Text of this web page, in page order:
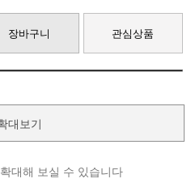
장바구니 관심상품
대보기
대해 보실 수 있습니다